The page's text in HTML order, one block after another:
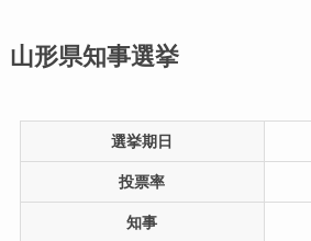
山形県知事選挙
選挙期日
投票率
知事